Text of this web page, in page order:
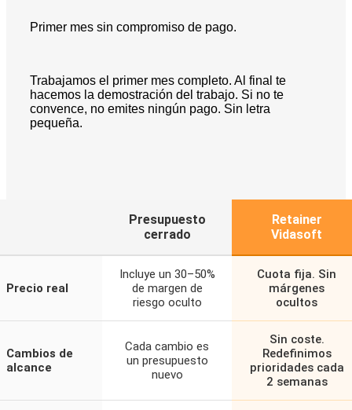
Primer mes sin compromiso de pago.
Trabajamos el primer mes completo. Al final te
hacemos la demostración del trabajo. Si no te
convence, no emites ningún pago. Sin letra
pequeña.
Presupuesto
cerrado
Retainer
Vidasoft
Precio real
Incluye un 30–50%
de margen de
riesgo oculto
Cuota fija. Sin
márgenes
ocultos
Cambios de
alcance
Cada cambio es
un presupuesto
nuevo
Sin coste.
Redefinimos
prioridades cada
2 semanas